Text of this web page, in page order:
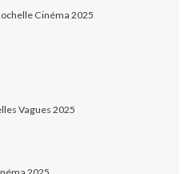
Cinéma 2025
Vagues 2025